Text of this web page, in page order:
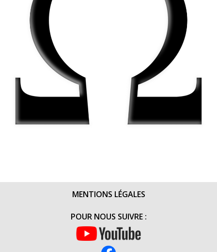
MENTIONS LÉGALES
POUR NOUS SUIVRE :